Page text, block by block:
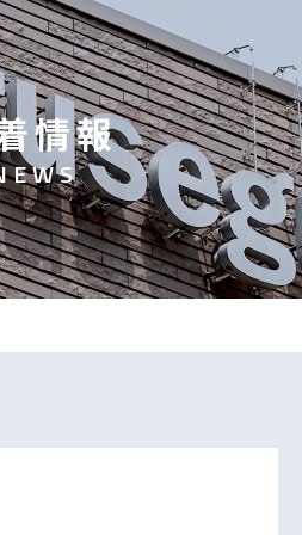
情報
EWS